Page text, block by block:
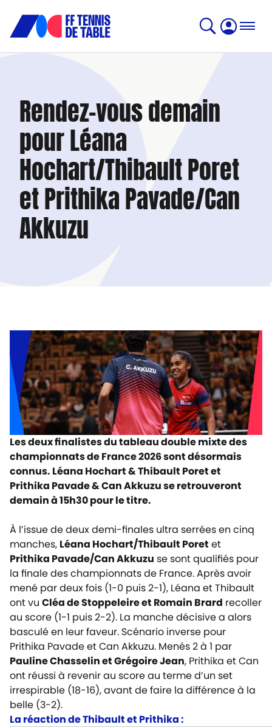
Rendez-vous demain
pour Léana
Hochart/Thibault Poret
et Prithika Pavade/Can
Akkuzu
Les deux finalistes du tableau double mixte des
championnats de France 2026 sont désormais
connus. Léana Hochart & Thibault Poret et
Prithika Pavade & Can Akkuzu se retrouveront
demain à 15h30 pour le titre.
À l’issue de deux demi-finales ultra serrées en cinq
manches, Léana Hochart/Thibault Poret et
Prithika Pavade/Can Akkuzu se sont qualifiés pour
la finale des championnats de France. Après avoir
mené par deux fois (1-0 puis 2-1), Léana et Thibault
ont vu Cléa de Stoppeleire et Romain Brard recoller
au score (1-1 puis 2-2). La manche décisive a alors
basculé en leur faveur. Scénario inverse pour
Prithika Pavade et Can Akkuzu. Menés 2 à 1 par
Pauline Chasselin et Grégoire Jean, Prithika et Can
ont réussi à revenir au score au terme d’un set
irrespirable (18-16), avant de faire la différence à la
belle (3-2).
La réaction de Thibault et Prithika :